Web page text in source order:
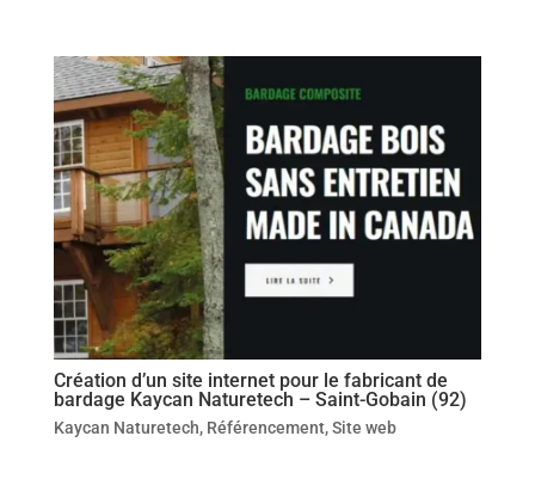
Création d’un site internet pour le fabricant de
bardage Kaycan Naturetech – Saint-Gobain (92)
Kaycan Naturetech, Référencement,Site web